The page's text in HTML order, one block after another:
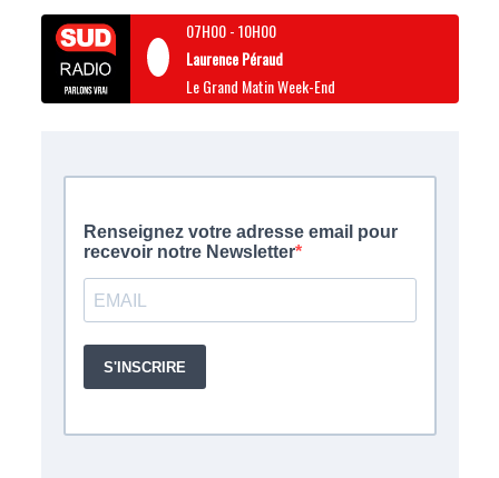
07H00-10H00
Laurence Péraud
Le Grand Matin Week-End